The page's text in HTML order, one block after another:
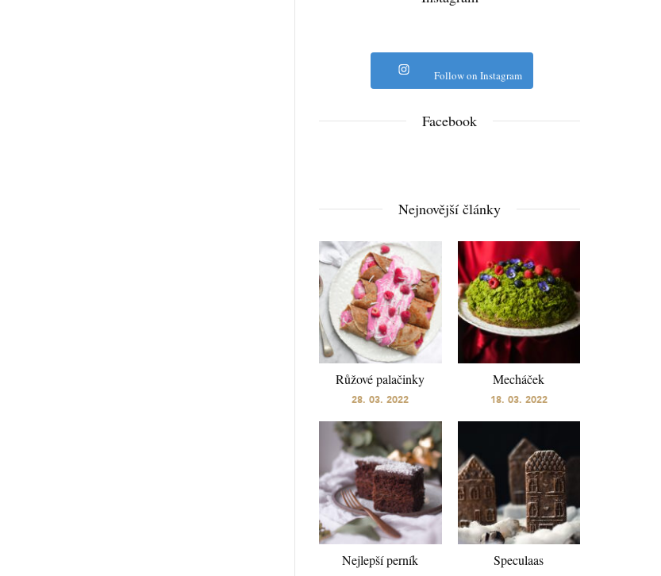
Follow on Instagram
Facebook
Nejnovější články
Růžové palačinky
28. 03. 2022
Mecháček
18. 03. 2022
Nejlepší perník Speculaas